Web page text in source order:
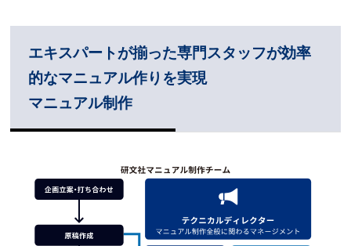
エキスパートが揃った専門スタッフが効率
的なマニュアル作りを実現
マニュアル制作